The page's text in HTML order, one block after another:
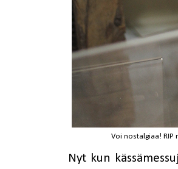
Voi nostalgiaa! RIP
Nyt kun